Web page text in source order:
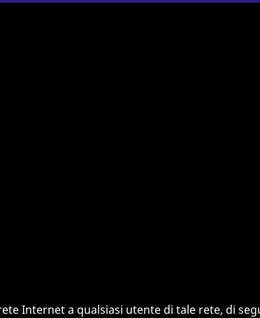
Internet a qualsiasi utente di tale rete, di